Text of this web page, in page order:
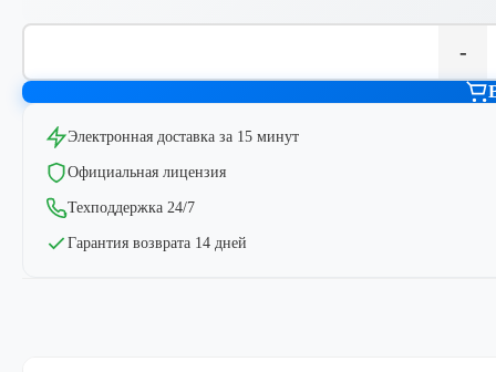
-
Электронная доставка за 15 минут
Официальная лицензия
Техподдержка 24/7
Гарантия возврата 14 дней